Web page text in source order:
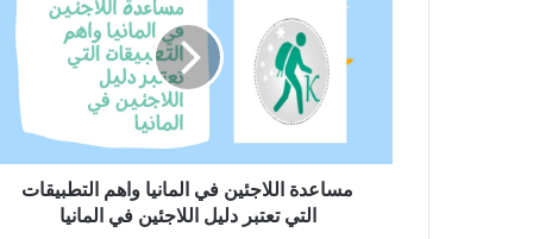
دليل
اللاجئينمساعدة اللاجئين في المانيا واهم التطبيقات
التي تعتبر دليل اللاجئين في المانيا